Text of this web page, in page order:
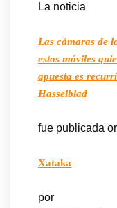
La noticia
Las cámaras de
estos móviles
apuesta es
Hasselblad
fue publicada
Xataka
por